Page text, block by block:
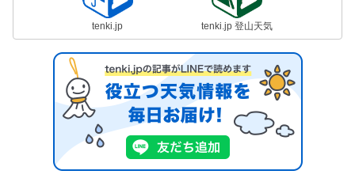
tenki.jp tenki.jp 登山天気